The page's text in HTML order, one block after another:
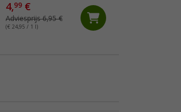
4,99 €
Adviesprijs 6,95 €
(€ 24,95 / 1 l)